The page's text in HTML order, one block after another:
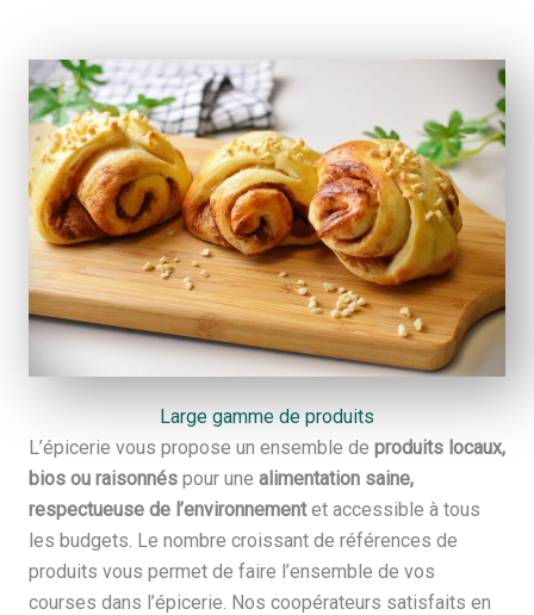
Large gamme de produits
L’épicerie vous propose un ensemble de produits locaux,
bios ou raisonnés pour une alimentation saine,
respectueuse de l’environnementet accessible à tous
les budgets. Le nombre croissant de références de
produits vous permet de faire l’ensemble de vos
courses dans l’épicerie. Nos coopérateurs satisfaits en